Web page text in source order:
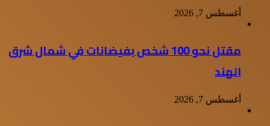
أغسطس 7, 2026
مقتل نحو 100 شخص بفيضانات في شمال شرق
الهند
أغسطس 7, 2026